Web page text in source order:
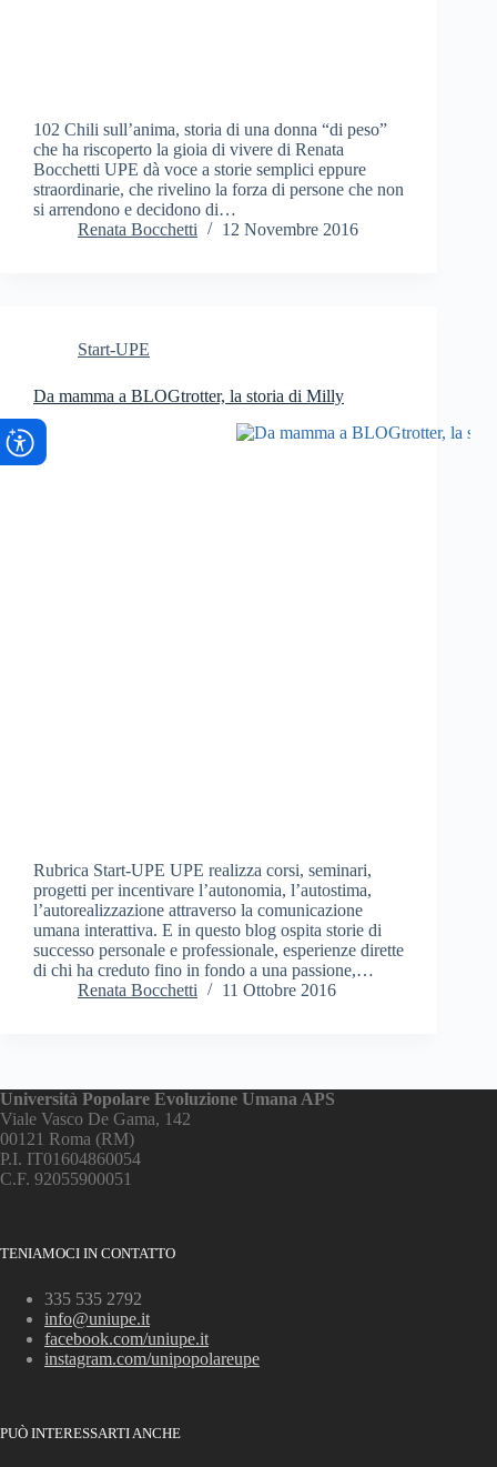
102 Chili sull’anima, storia di una donna “di peso”
che ha riscoperto la gioia di vivere di Renata
Bocchetti UPE dà voce a storie semplici eppure
straordinarie, che rivelino la forza di persone che non
si arrendono e decidono di…
Renata Bocchetti
12 Novembre 2016
Start-UPE
Da mamma a BLOGtrotter, la storia di Milly
Rubrica Start-UPE UPE realizza corsi, seminari,
progetti per incentivare l’autonomia, l’autostima,
l’autorealizzazione attraverso la comunicazione
umana interattiva. E in questo blog ospita storie di
successo personale e professionale, esperienze dirette
di chi ha creduto fino in fondo a una passione,…
Renata Bocchetti
11 Ottobre 2016
Università Popolare Evoluzione Umana APS
Viale Vasco De Gama, 142
00121 Roma (RM)
P.I. IT01604860054
C.F. 92055900051
TENIAMOCI IN CONTATTO
335 535 2792
info@uniupe.it
facebook.com/uniupe.it
instagram.com/unipopolareupe
PUÒ INTERESSARTI ANCHE